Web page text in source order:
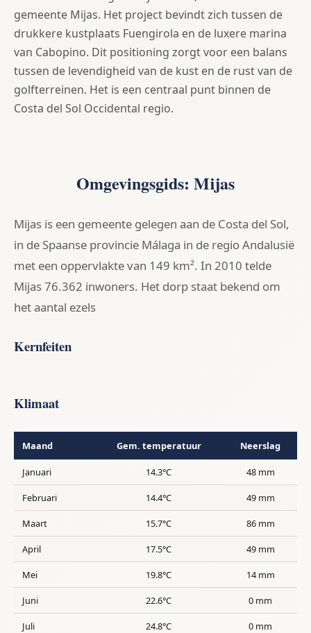
gemeente Mijas. Het project bevindt zich tussen de
drukkere kustplaats Fuengirola en de luxere marina
van Cabopino. Dit positioning zorgt voor een balans
tussen de levendigheid van de kust en de rust van de
golfterreinen. Het is een centraal punt binnen de
Costa del Sol Occidental regio.
Omgevingsgids: Mijas
Mijas is een gemeente gelegen aan de Costa del Sol,
in de Spaanse provincie Málaga in de regio Andalusië
met een oppervlakte van 149 km². In 2010 telde
Mijas 76.362 inwoners. Het dorp staat bekend om
het aantal ezels
Kernfeiten
Klimaat
Maand Gem. temperatuur Neerslag
Januari 14.3°C 48 mm
Februari 14.4°C 49 mm
Maart 15.7°C 86 mm
April 17.5°C 49 mm
Mei 19.8°C 14 mm
Juni 22.6°C 0 mm
Juli 24.8°C 0 mm